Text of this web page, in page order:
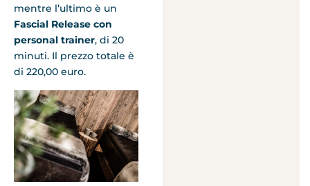
mentre l’ultimo è un
Fascial Release con
personal trainer, di 20
minuti. Il prezzo totale è
di 220,00 euro.